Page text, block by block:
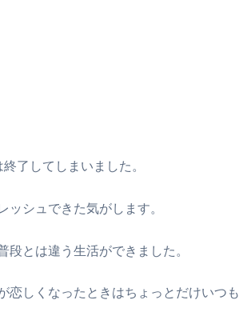
了してしまいました。
シュできた気がします。
とは違う生活ができました。
恋しくなったときはちょっとだけいつも